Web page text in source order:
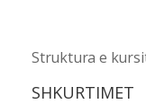
Struktura e
SHKURTIMET